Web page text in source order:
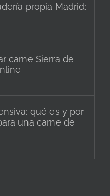
propia Madrid:
carne Sierra de
qué es y por
una carne de